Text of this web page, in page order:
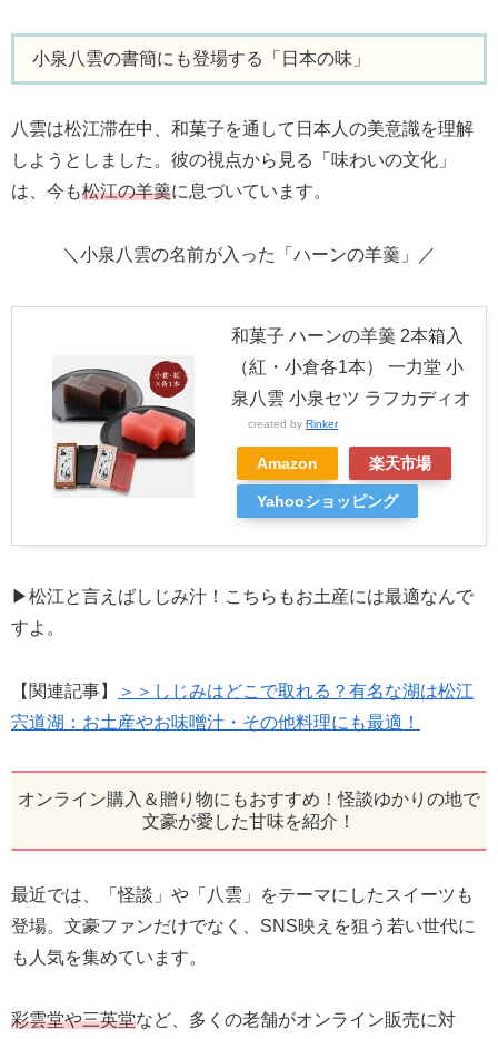
小泉八雲の書簡にも登場する「日本の味」
八雲は松江滞在中、和菓子を通して日本人の美意識を理解
しようとしました。彼の視点から見る「味わいの文化」
は、今も松江の羊羹に息づいています。
＼小泉八雲の名前が入った「ハーンの羊羹」／
和菓子 ハーンの羊羹 2本箱入
（紅・小倉各1本） 一力堂 小
泉八雲 小泉セツ ラフカディオ
created by Rinker
Amazon 楽天市場
Yahooショッピング
▶松江と言えばしじみ汁！こちらもお土産には最適なんで
すよ。
【関連記事】
＞＞しじみはどこで取れる？有名な湖は松江
宍道湖：お土産やお味噌汁・その他料理にも最適！
オンライン購入＆贈り物にもおすすめ！怪談ゆかりの地で
文豪が愛した甘味を紹介！
最近では、「怪談」や「八雲」をテーマにしたスイーツも
登場。文豪ファンだけでなく、SNS映えを狙う若い世代に
も人気を集めています。
彩雲堂や三英堂など、多くの老舗がオンライン販売に対